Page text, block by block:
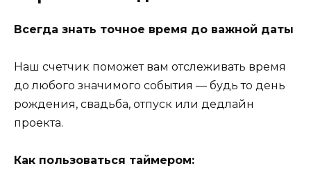
Всегда знать точное время до важной даты
Наш счетчик поможет вам отслеживать время
до любого значимого события — будь то день
рождения, свадьба, отпуск или дедлайн
проекта.
Как пользоваться таймером: